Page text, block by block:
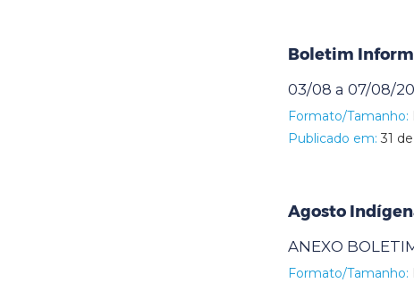
Boletim
03/08 a 07/08/
Formato/Tamanho:
Publicado em: 31
Agosto
ANEXO
Formato/Tamanho: